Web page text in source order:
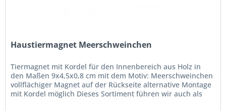
Haustiermagnet Meerschweinchen
Tiermagnet mit Kordel für den Innenbereich aus Holz in
den Maßen 9x4,5x0,8 cm mit dem Motiv: Meerschweinchen
vollflächiger Magnet auf der Rückseite alternative Montage
mit Kordel möglich Dieses Sortiment führen wir auch als